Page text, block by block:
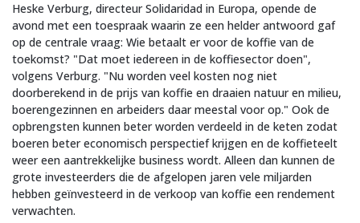
Heske Verburg, directeur Solidaridad in Europa, opende de
avond met een toespraak waarin ze een helder antwoord gaf
op de centrale vraag: Wie betaalt er voor de koffie van de
toekomst? "Dat moet iedereen in de koffiesector doen",
volgens Verburg. "Nu worden veel kosten nog niet
doorberekend in de prijs van koffie en draaien natuur en milieu,
boerengezinnen en arbeiders daar meestal voor op." Ook de
opbrengsten kunnen beter worden verdeeld in de keten zodat
boeren beter economisch perspectief krijgen en de koffieteelt
weer een aantrekkelijke business wordt. Alleen dan kunnen de
grote investeerders die de afgelopen jaren vele miljarden
hebben geïnvesteerd in de verkoop van koffie een rendement
verwachten.